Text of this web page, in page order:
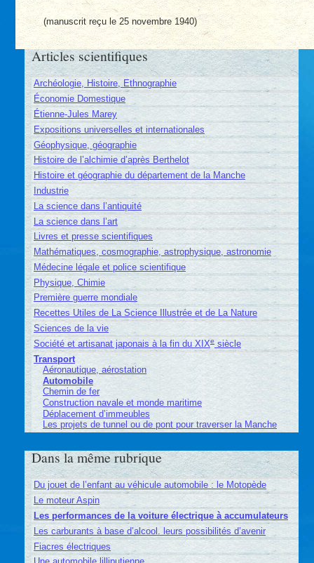
(manuscrit reçu le 25 novembre 1940)
Articles scientifiques
Archéologie, Histoire, Ethnographie
Économie Domestique
Étienne-Jules Marey
Expositions universelles et internationales
Géophysique, géographie
Histoire de l’alchimie d’après Berthelot
Histoire et géographie du département de la Manche
Industrie
La science dans l’antiquité
La science dans l’art
Livres et presse scientifiques
Mathématiques, cosmographie, astrophysique, astronomie
Médecine légale et police scientifique
Physique, Chimie
Première guerre mondiale
Recettes Utiles de La Science Illustrée et de La Nature
Sciences de la vie
Société et artisanat japonais à la fin du XIXesiècle
Transport
Aéronautique, aérostation
Automobile
Chemin de fer
Construction navale et monde maritime
Déplacement d’immeubles
Les projets de tunnel ou de pont pour traverser la Manche
Dans la même rubrique
Du jouet de l’enfant au véhicule automobile : le Motopède
Le moteur Aspin
Les performances de la voiture électrique à accumulateurs
Les carburants à base d’alcool. leurs possibilités d’avenir
Fiacres électriques